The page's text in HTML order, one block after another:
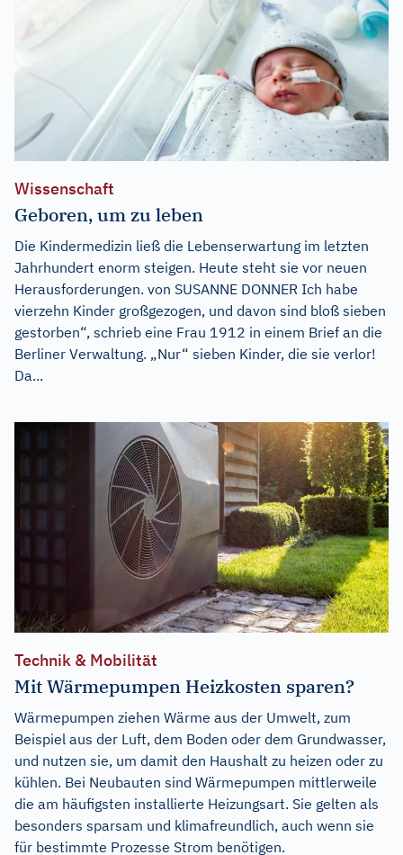
Wissenschaft
Geboren, um zu leben
Die Kindermedizin ließ die Lebenserwartung im letzten
Jahrhundert enorm steigen. Heute steht sie vor neuen
Herausforderungen. von SUSANNE DONNER Ich habe
vierzehn Kinder großgezogen, und davon sind bloß sieben
gestorben“, schrieb eine Frau 1912 in einem Brief an die
Berliner Verwaltung. „Nur“ sieben Kinder, die sie verlor!
Da...
Technik & Mobilität
Mit Wärmepumpen Heizkosten sparen?
Wärmepumpen ziehen Wärme aus der Umwelt, zum
Beispiel aus der Luft, dem Boden oder dem Grundwasser,
und nutzen sie, um damit den Haushalt zu heizen oder zu
kühlen. Bei Neubauten sind Wärmepumpen mittlerweile
die am häufigsten installierte Heizungsart. Sie gelten als
besonders sparsam und klimafreundlich, auch wenn sie
für bestimmte Prozesse Strom benötigen.